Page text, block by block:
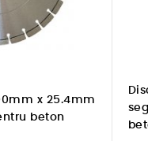
x 25.4mm
beton